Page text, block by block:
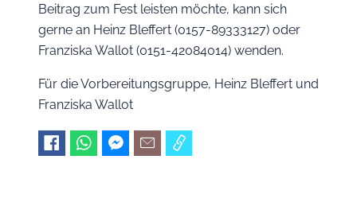
Beitrag zum Fest leisten möchte, kann sich
gerne an Heinz Bleffert (0157-89333127) oder
Franziska Wallot (0151-42084014) wenden.
Für die Vorbereitungsgruppe, Heinz Bleffert und
Franziska Wallot